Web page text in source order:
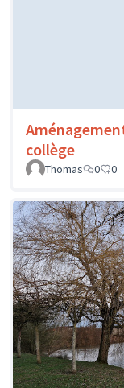
collège
Thomas
0 0